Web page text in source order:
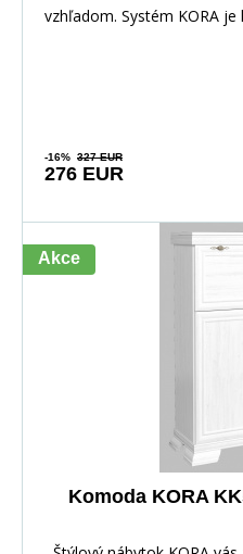
vzhľadom. Systém KORA
-16% 327 EUR
276 EUR
Akce
Komoda KORA